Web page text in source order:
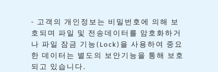
- 고객의 개인정보는 비밀번호에 의해
보
호되며
파일 및 전송데이터를 암호화하거
나 파일 잠금 기능 (Lock) 을 사용하여
중요
한 데이터는 별도의 보안기능을 통해
보호
되고
있습니다 .